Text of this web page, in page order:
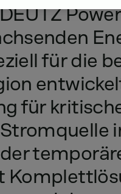
DEUTZPower
fürdie
für
Stromquelle